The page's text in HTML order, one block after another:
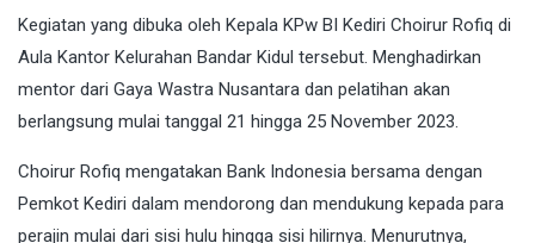
Kegiatan yang dibuka oleh Kepala KPw BI Kediri Choirur Rofiq di
Aula Kantor Kelurahan Bandar Kidul tersebut. Menghadirkan
mentor dari Gaya Wastra Nusantara dan pelatihan akan
berlangsung mulai tanggal 21 hingga 25 November 2023.
Choirur Rofiq mengatakan Bank Indonesia bersama dengan
Pemkot Kediri dalam mendorong dan mendukung kepada para
perajin mulai dari sisi hulu hingga sisi hilirnya. Menurutnya,